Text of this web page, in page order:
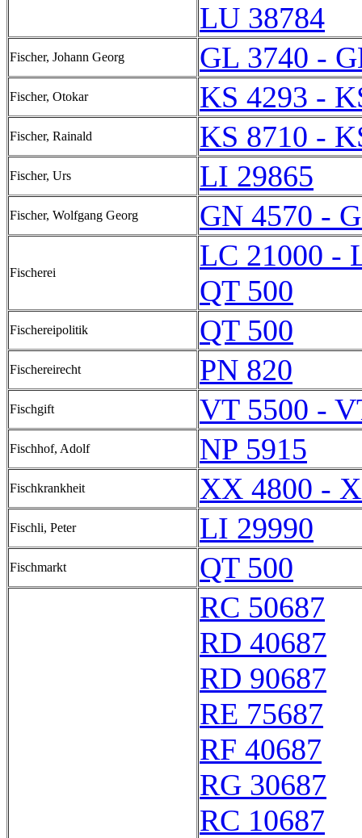
LU 38784
Fischer, Johann Georg GL 3740 -
Fischer, Otokar KS 4293 -
Fischer, Rainald KS 8710 -
Fischer, Urs LI 29865
Fischer, Wolfgang Georg GN 4570 -
Fischerei
LC 21000 -
QT 500
Fischereipolitik QT 500
Fischereirecht PN 820
Fischgift VT 5500 -
Fischhof, Adolf NP 5915
Fischkrankheit XX 4800 -
Fischli, Peter LI 29990
Fischmarkt
QT 500
RC 50687
RD 40687
RD 90687
RE 75687
RF 40687
RG 30687
RC 10687